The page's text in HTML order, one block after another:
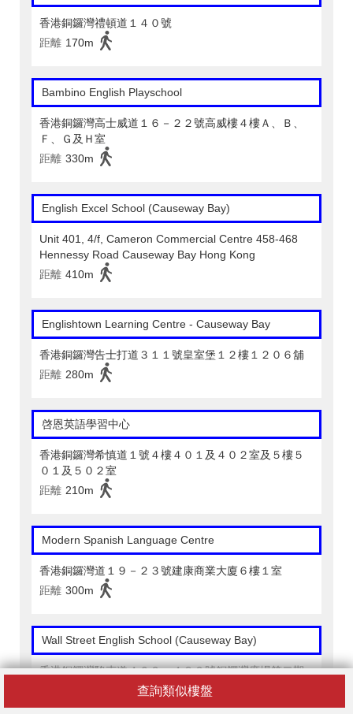
查詢類似樓盤
香港銅鑼灣禮頓道１４０號
距離 170m
Bambino English Playschool
香港銅鑼灣高士威道１６－２２號高威樓４樓Ａ、Ｂ、
Ｆ、Ｇ及Ｈ室
距離 330m
English Excel School (Causeway Bay)
Unit 401, 4/f, Cameron Commercial Centre 458-468
Hennessy Road Causeway Bay Hong Kong
距離 410m
Englishtown Learning Centre‎ - Causeway Bay
香港銅鑼灣告士打道３１１號皇室堡１２樓１２０６舖
距離 280m
啓恩英語學習中心
香港銅鑼灣希慎道１號４樓４０１及４０２室及５樓５
０１及５０２室
距離 210m
Modern Spanish Language Centre
香港銅鑼灣道１９－２３號建康商業大廈６樓１室
距離 300m
Wall Street English School (Causeway Bay)
香港銅鑼灣駱克道４６３－４８３號銅鑼灣廣場第二期
１９樓１９０１－１９０５室
距離 470m